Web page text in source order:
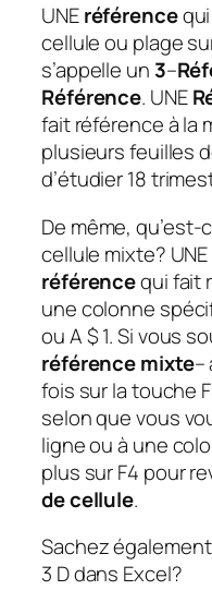
UNEréférencequi
cellule ou plage
s’appelle un 3–
Référence. UNE
fait référence à la
plusieurs feuilles
d’étudier 18
De même,
cellule mixte? UNE
référencequi fait
une colonne
ou A $ 1. Si vous
référence mixte–
fois sur la touche
selon que vous
ligne ou à une
plus sur F4 pour
de cellule.
Sachez
3 D dans Excel?